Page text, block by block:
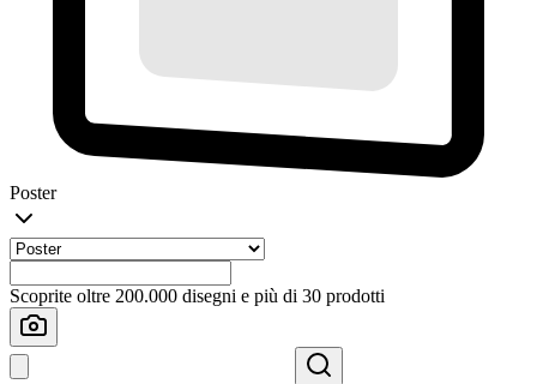
Poster
Scoprite oltre 200.000 disegni e più di 30 prodotti